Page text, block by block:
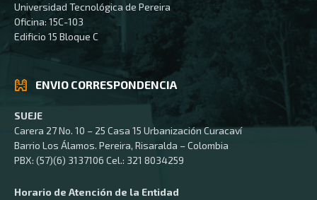
Universidad Tecnológica de Pereira
Oficina: 15C-103
Edificio 15 Bloque C
ENVIO CORRESPONDENCIA
SUEJE
Carera 27 No. 10 – 25 Casa 15 Urbanización Curacaví
Barrio Los Álamos. Pereira, Risaralda – Colombia
PBX: (57)(6) 3137106 Cel.: 321 8034259
Horario de Atención de la Entidad